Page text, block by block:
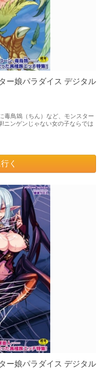
ー娘パラダイス デジタル
毒鳥鴆（ちん）など、モンスター
ニンゲンじゃない女の子ならでは
く
ー娘パラダイス デジタル